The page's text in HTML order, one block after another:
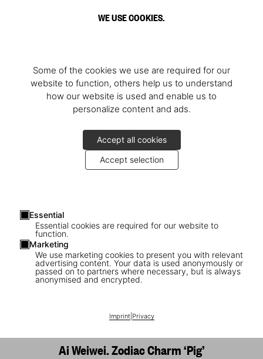
WE USE COOKIES.
Some of the cookies we use are required for our
website to function, others help us to understand
how our website is used and enable us to
personalize content and ads.
Accept all cookies
Accept selection
Essential
Essential cookies are required for our website to
function.
Marketing
We use marketing cookies to present you with relevant
advertising content. Your data is used anonymously or
passed on to partners where necessary, but is always
anonymised and encrypted.
Imprint| Privacy
Ai Weiwei. Zodiac Charm ‘Pig’